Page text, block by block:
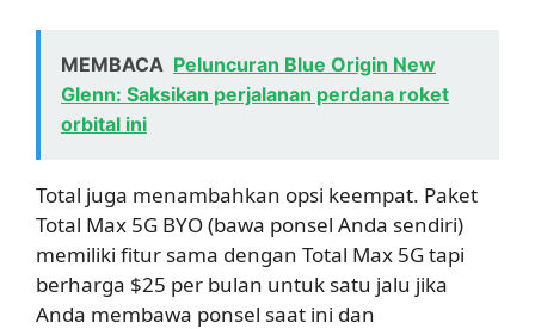
MEMBACA Peluncuran Blue Origin New
Glenn: Saksikan perjalanan perdana roket
orbital ini
Total juga menambahkan opsi keempat. Paket
Total Max 5G BYO (bawa ponsel Anda sendiri)
memiliki fitur sama dengan Total Max 5G tapi
berharga $25 per bulan untuk satu jalu jika
Anda membawa ponsel saat ini dan